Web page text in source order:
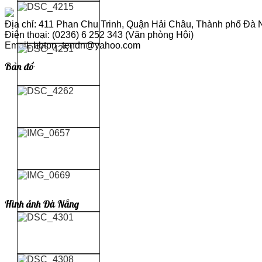
Địa chỉ: 411 Phan Chu Trinh, Quận Hải Châu, Thành phố Đà
Điện thoại: (0236) 6 252 343 (Văn phòng Hội)
Email: hbtpn_tendn@yahoo.com
Bản đồ
Hình ảnh Đà Nẵng